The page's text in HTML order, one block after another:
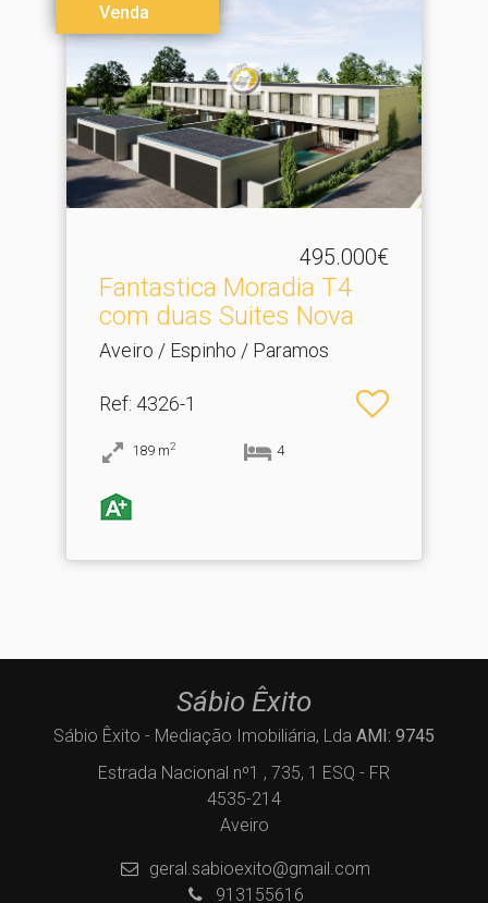
Venda
495.000€
Fantastica Moradia T4
com duas Suites Nova
Aveiro / Espinho / Paramos
Ref: 4326-1
189 m2 4
Sábio Êxito
Sábio Êxito - Mediação Imobiliária, Lda AMI: 9745
Estrada Nacional nº1 , 735, 1 ESQ - FR
4535-214
Aveiro
geral.sabioexito@gmail.com
913155616